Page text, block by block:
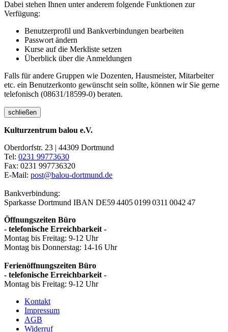
Dabei stehen Ihnen unter anderem folgende Funktionen zur
Verfügung:
Benutzerprofil und Bankverbindungen bearbeiten
Passwort ändern
Kurse auf die Merkliste setzen
Überblick über die Anmeldungen
Falls für andere Gruppen wie Dozenten, Hausmeister, Mitarbeiter
etc. ein Benutzerkonto gewünscht sein sollte, können wir Sie gerne
telefonisch (08631/18599-0) beraten.
schließen
Kulturzentrum balou e.V.
Oberdorfstr. 23 | 44309 Dortmund
Tel: 0231 99773630
Fax: 0231 997736320
E-Mail: post@balou-dortmund.de
Bankverbindung:
Sparkasse Dortmund IBAN DE59 4405 0199 0311 0042 47
Öffnungszeiten Büro
- telefonische Erreichbarkeit -
Montag bis Freitag: 9-12 Uhr
Montag bis Donnerstag: 14-16 Uhr
Ferienöffnungszeiten Büro
- telefonische Erreichbarkeit -
Montag bis Freitag: 9-12 Uhr
Kontakt
Impressum
AGB
Widerruf